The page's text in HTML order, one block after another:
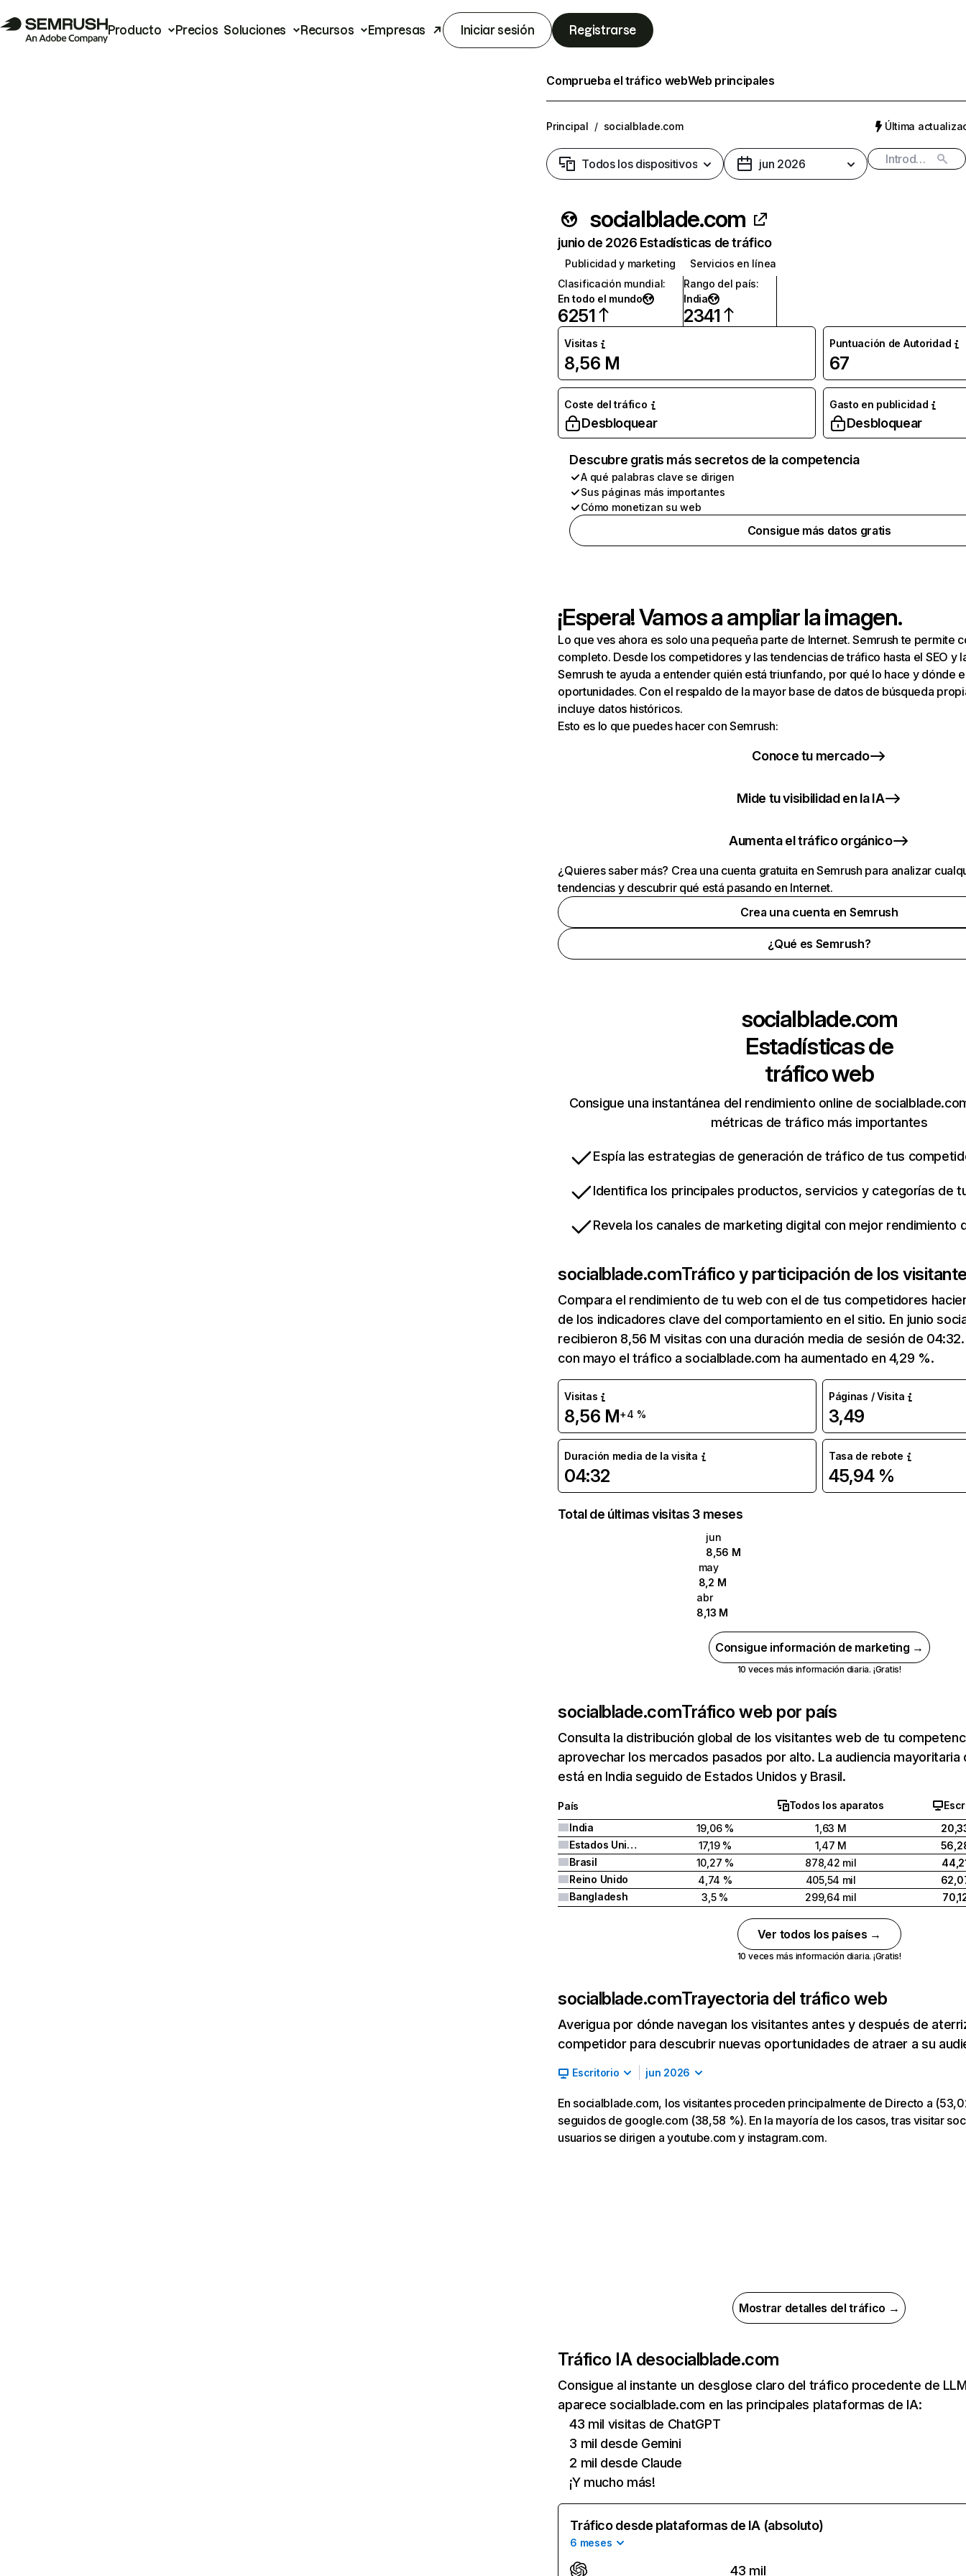
Producto Precios Soluciones Recursos Empresas Iniciar sesión Registrarse
Comprueba el tráfico webWeb principales
Principal / socialblade.com Última
Todos los dispositivos jun 2026
socialblade.com
junio de 2026 Estadísticas de tráfico
Publicidad y marketing
Servicios en línea
Clasificación mundial:
En todo el mundo
6251
Rango del país:
India
2341
Visitas
8,56 M
Puntuación de Autoridad
67
Coste del tráfico
Desbloquear
Gasto en publicidad
Desbloquear
Descubre gratis más secretos de la competencia
A qué palabras clave se dirigen
Sus páginas más importantes
Cómo monetizan su web
Consigue más datos gratis
¡Espera! Vamos a ampliar la imagen.
Lo que ves ahora es solo una pequeña parte de Internet. Semrush te permite
completo. Desde los competidores y las tendencias de tráfico hasta el SEO y
Semrush te ayuda a entender quién está triunfando, por qué lo hace y dónde
oportunidades. Con el respaldo de la mayor base de datos de búsqueda
incluye datos históricos.
Esto es lo que puedes hacer con Semrush:
Conoce tu mercado
Mide tu visibilidad en la IA
Aumenta el tráfico orgánico
¿Quieres saber más? Crea una cuenta gratuita en Semrush para analizar
tendencias y descubrir qué está pasando en Internet.
Crea una cuenta en Semrush
¿Qué es Semrush?
socialblade.com
Estadísticas de
tráfico web
Consigue una instantánea del rendimiento online de
métricas de tráfico más importantes
Espía las estrategias de generación de tráfico de tus
Identifica los principales productos, servicios y categorías de
Revela los canales de marketing digital con mejor rendimiento
socialblade.comTráfico y participación de los
Compara el rendimiento de tu web con el de tus competidores
de los indicadores clave del comportamiento en el sitio. En junio
recibieron 8,56 M visitas con una duración media de sesión de
con mayo el tráfico a socialblade.com ha aumentado en 4,29 %.
Visitas
8,56 M+4 %
Páginas / Visita
3,49
Duración media de la visita
04:32
Tasa de rebote
45,94 %
Total de últimas visitas 3 meses
jun
8,56 M
may
8,2 M
abr
8,13 M
Consigue información de marketing →
10 veces más información diaria. ¡Gratis!
socialblade.comTráfico web por país
Consulta la distribución global de los visitantes web de tu
aprovechar los mercados pasados por alto. La audiencia mayoritaria
está en India seguido de Estados Unidos y Brasil.
País Todos los aparatos
India
19,06 % 1,63 M
Estados Unidos
17,19 % 1,47 M
Brasil
10,27 % 878,42 mil
Reino Unido
4,74 % 405,54 mil
Bangladesh
3,5 % 299,64 mil
Ver todos los países →
10 veces más información diaria. ¡Gratis!
socialblade.comTrayectoria del tráfico web
Averigua por dónde navegan los visitantes antes y después de
competidor para descubrir nuevas oportunidades de atraer a su
Escritorio jun 2026
En socialblade.com, los visitantes proceden principalmente de Directo a
seguidos de google.com (38,58 %). En la mayoría de los casos, tras visitar
usuarios se dirigen a youtube.com y instagram.com.
Mostrar detalles del tráfico →
Tráfico IA desocialblade.com
Consigue al instante un desglose claro del tráfico procedente de
aparece socialblade.com en las principales plataformas de IA:
43 mil visitas de ChatGPT
3 mil desde Gemini
2 mil desde Claude
¡Y mucho más!
Tráfico desde plataformas de IA (absoluto)
6 meses
43 mil